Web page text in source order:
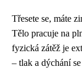
Třesete se, máte
Tělo pracuje na
fyzická zátěž je
– tlak a dýchání